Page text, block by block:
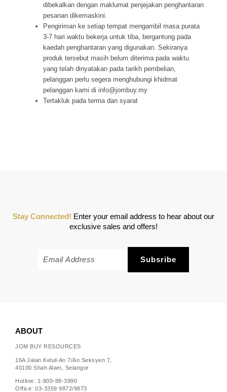
dibekalkan dengan maklumat penjejakan penghantaran
pesanan dikemaskini.
Pengiriman ke setiap tempat mengambil masa purata
3-7 hari waktu bekerja untuk tiba, bergantung pada
kaedah penghantaran yang digunakan. Sekiranya
produk tersebut masih belum diterima pada waktu
yang telah dinyatakan pada tarikh pembelian,
pelanggan perlu segera menghubungi khidmat
pelanggan kami di info@jombuy.my
Tertakluk pada terma dan syarat
Stay Connected! Enter your email address to hear about our
exclusive sales and offers!
ABOUT
JOM BUY RESOURCES
16A Jalan Keluli An 7/An Seksyen 7,
40100 Shah Alam, Selangor
Hotline: 1-800-88-3990
Office: 03-3359 9872/9873